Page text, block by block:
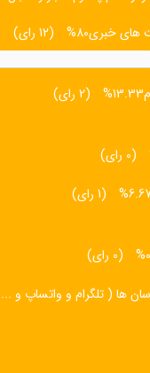
های خبری80% (12 رای)
13.33% (2 رای)
(0 رای)
(1 رای)
0%
(0 رای)
ها ( تلگرام و واتساپ و